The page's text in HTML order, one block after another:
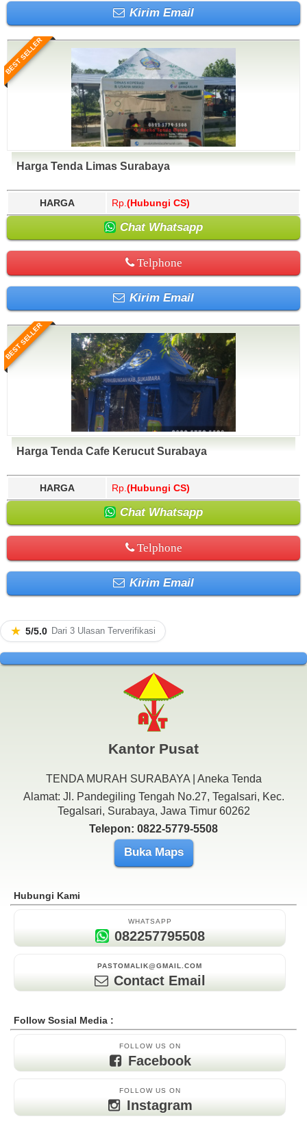
Kirim Email
BEST SELLER
Harga Tenda Limas Surabaya
HARGA Rp. (Hubungi CS)
Chat Whatsapp
Telphone
Kirim Email
BEST SELLER
Harga Tenda Cafe Kerucut Surabaya
HARGA Rp. (Hubungi CS)
Chat Whatsapp
Telphone
Kirim Email
★ 5/5.0 Dari 3 Ulasan Terverifikasi
Kantor Pusat
TENDA MURAH SURABAYA | Aneka Tenda
Alamat: Jl. Pandegiling Tengah No.27, Tegalsari, Kec.
Tegalsari, Surabaya, Jawa Timur 60262
Telepon: 0822-5779-5508
Buka Maps
Hubungi Kami
WHATSAPP
082257795508
PASTOMALIK@GMAIL.COM
Contact Email
Follow Sosial Media :
FOLLOW US ON
Facebook
FOLLOW US ON
Instagram